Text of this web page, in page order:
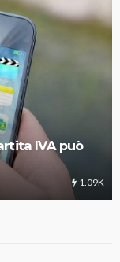
IVA può
1.09K